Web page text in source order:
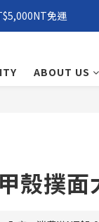
璃PVB皮革免運
ABOUT US
甲殼撲